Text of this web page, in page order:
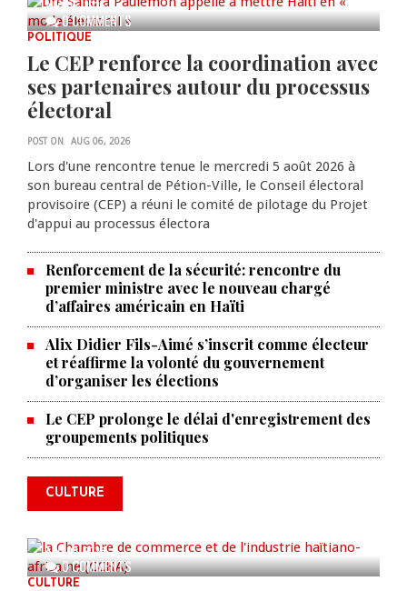
0 COMMENTS
AUG 06, 2026
POLITIQUE
Le CEP renforce la coordination avec
ses partenaires autour du processus
électoral
POST ON AUG 06, 2026
Lors d'une rencontre tenue le mercredi 5 août 2026 à
son bureau central de Pétion-Ville, le Conseil électoral
provisoire (CEP) a réuni le comité de pilotage du Projet
d'appui au processus électora
Renforcement de la sécurité: rencontre du
premier ministre avec le nouveau chargé
d’affaires américain en Haïti
Alix Didier Fils-Aimé s’inscrit comme électeur
et réaffirme la volonté du gouvernement
d’organiser les élections
Le CEP prolonge le délai d'enregistrement des
groupements politiques
CULTURE
0 COMMENTS
La Chambre de commerce et de
l'industrie haïtiano-africaine
annonce des activités pour
commémorer le 235e
anniversaire de la cérémonie du
AUG 05, 2026
CULTURE